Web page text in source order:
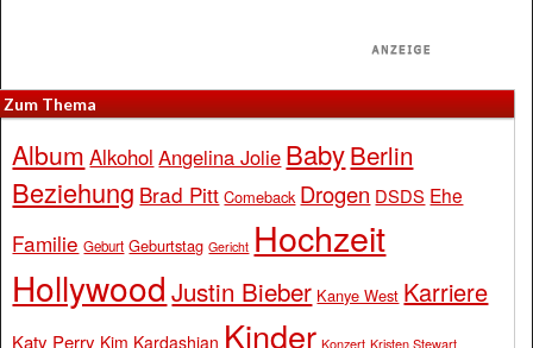
Zum Thema
Album Alkohol Angelina Jolie BabyBerlin
Beziehung Brad Pitt Comeback Drogen DSDS Ehe
Familie Geburt Geburtstag Gericht Hochzeit
Hollywood Justin Bieber Kanye West Karriere
Katy Perry Kim Kardashian Kinder Konzert Kristen Stewart